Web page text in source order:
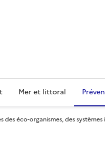
Mer et littoral
des éco-organismes, des